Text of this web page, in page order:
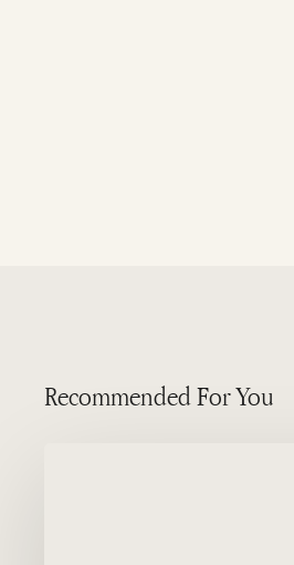
Recommended For You